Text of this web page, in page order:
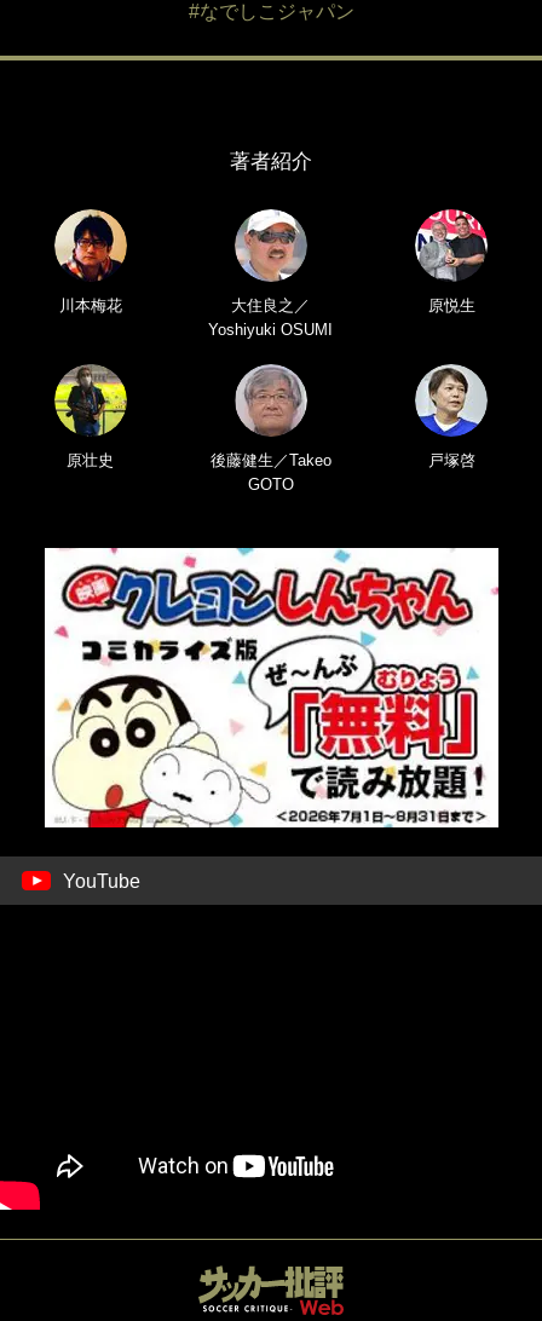
#なでしこジャパン
著者紹介
川本梅花
大住良之／
Yoshiyuki OSUMI
原悦生
原壮史
後藤健生／Takeo
GOTO
戸塚啓
YouTube